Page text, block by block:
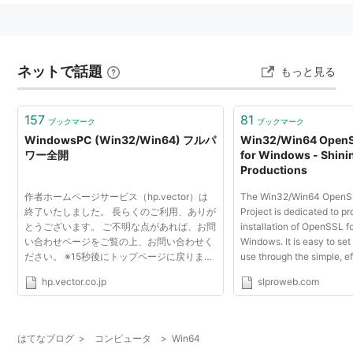
ネットで話題 もっと見る
157 ブックマーク
WindowsPC (Win32/Win64) フルパ
ワー全開
作者ホームページサービス（hp.vector）は
終了いたしました。 長らくのご利用、ありが
とうございます。 ご不明な点があれば、お問
い合わせページをご覧の上、お問い合わせく
ださい。 ※15秒後にトップページに戻りま
Reserved.
hp.vector.co.jp
81 ブックマーク
Win32/Win64
for Windows -
Productions
The Win32/Win64
Project is dedicated to
installation of OpenSSL
Windows. It is easy to
use through the simple,
through any hoops, just
slproweb.com
はてなブログ > コンピュータ > Win64